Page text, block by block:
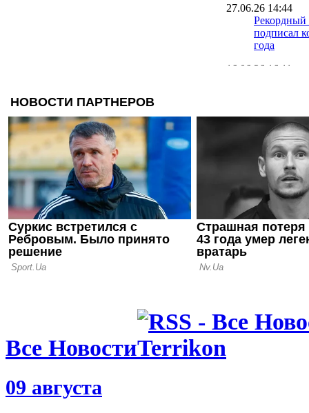
27.06.26 14:44
подписал
года
16.06.26 16:11
09.06.26 14:58
Романо:
сложно
Баварией
18.05.26 12:08
Стало
подпишет
Моуринью
Все Новости
09 августа